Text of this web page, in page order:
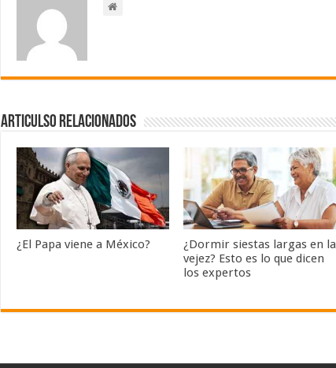
Articulso Relacionados
¿El Papa viene a México?
¿Dormir siestas largas en la
vejez? Esto es lo que dicen
los expertos